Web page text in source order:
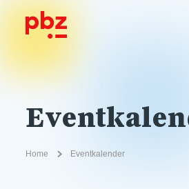
Home Eventkalender